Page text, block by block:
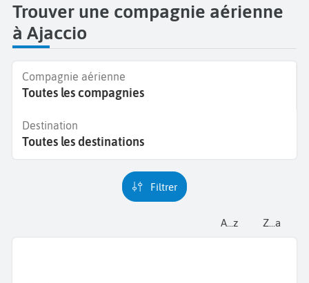
Trouver une compagnie aérienne
à Ajaccio
Compagnie aérienne
Toutes les compagnies
Destination
Toutes les destinations
Filtrer
a...z z...a